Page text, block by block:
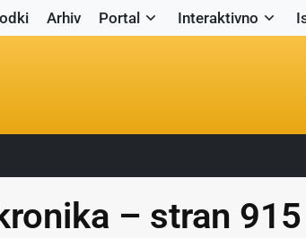
Arhiv Portal Interaktivno
– stran 915